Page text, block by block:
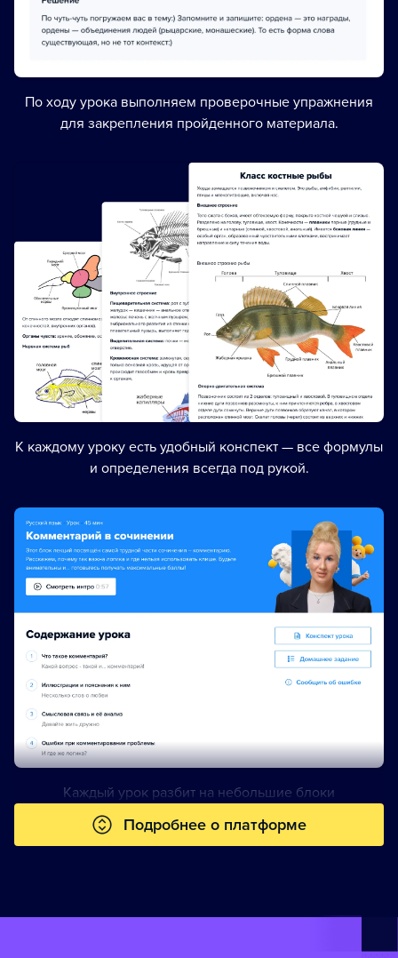
По ходу урока выполняем проверочные упражнения
для закрепления пройденного материала.
К каждому уроку есть удобный конспект — все формулы
и определения всегда под рукой.
Каждый урок разбит на небольшие блоки
Подробнее о платформе